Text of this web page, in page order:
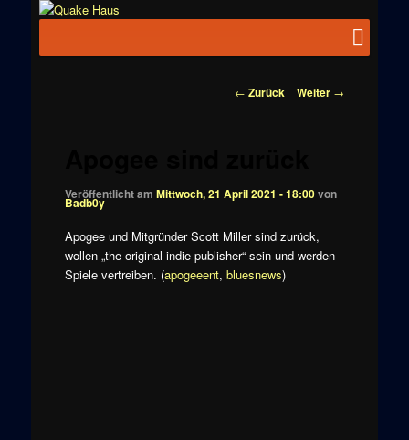
News zu
Beitragsnavigation
← Zurück Weiter →
Veröffentlicht am Mittwoch, 21 April 2021 - 18:00von
Badb0y
Apogee und Mitgründer Scott Miller sind zurück,
wollen „the original indie publisher“ sein und werden
Spiele vertreiben. (apogeeent, bluesnews)